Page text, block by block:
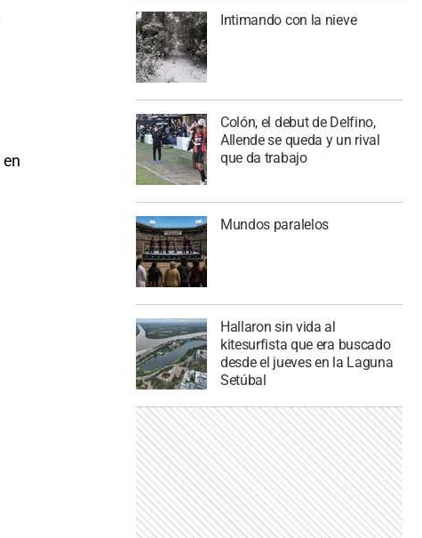
Intimando con la nieve
Colón, el debut de Delfino,
Allende se queda y un rival
que da trabajo
Mundos paralelos
Hallaron sin vida al
kitesurfista que era buscado
desde el jueves en la Laguna
Setúbal